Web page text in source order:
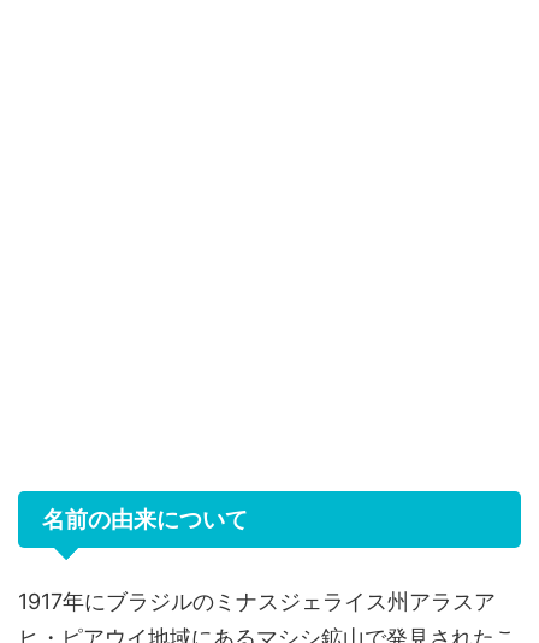
名前の由来について
1917年にブラジルのミナスジェライス州アラスア
ヒ・ピアウイ地域にあるマシシ鉱山で発見されたこ